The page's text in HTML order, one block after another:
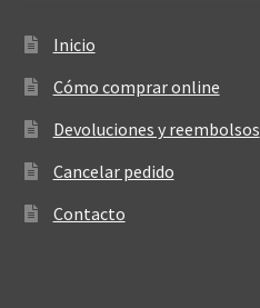
Inicio
Cómo comprar online
Devoluciones y reembolsos
Cancelar pedido
Contacto